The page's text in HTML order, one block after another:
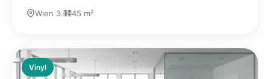
Wien 3. 45 m²
Vinyl